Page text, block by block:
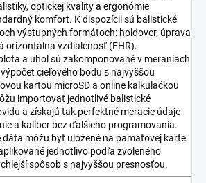
optickej kvality a ergonómie
komfort. K dispozícii sú balistické
výstupných formátoch: holdover, úprava
orizontálna vzdialenosť (EHR).
a uhol sú zakomponované v meraniach
cieľového bodu s najvyššou
kartou microSD a online kalkulačkou
importovať jednotlivé balistické
a získajú tak perfektné meracie údaje
a kaliber bez ďalšieho programovania.
môžu byť uložené na pamäťovej karte
jednotlivo podľa zvoleného
spôsob s najvyššou presnosťou.